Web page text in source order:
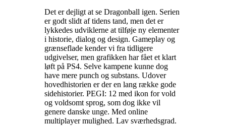
Det er dejligt at se Dragonball igen. Serien
er godt slidt af tidens tand, men det er
lykkedes udviklerne at tilføje ny elementer
i historie, dialog og design. Gameplay og
grænseflade kender vi fra tidligere
udgivelser, men grafikken har fået et klart
løft på PS4. Selve kampene kunne dog
have mere punch og substans. Udover
hovedhistorien er der en lang række gode
sidehistorier. PEGI: 12 med ikon for vold
og voldsomt sprog, som dog ikke vil
genere danske unge. Med online
multiplayer mulighed. Lav sværhedsgrad.